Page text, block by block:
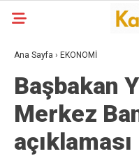
Ana Sayfa › EKONOMİ
Başbakan
Merkez
açıklaması